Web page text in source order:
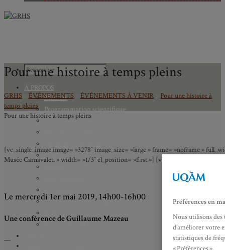
À PROPOS
Mission
Programmation scientifique
Membres réguliers
Diplômé.e.s
Bulletin trimestriel du GRHS
Pour une histoire à temps pleins
GRHS ÉVÉNEMENTS ÉVÉNEMENTS À VENIR
Pour une histoire à
temps pleins
Pour une histoire à temps pleins
[vc_single_image image= »3278″ image_size= »large » frame= »noframe »
Musée Carnavalet. » width= »1/3″ el_position= »first »] [vc_column_text
Le mercredi 1er mai 2019, 14h00-16h00
Une conférence de Guillaume Mazeau
—
Préférences en
Nous utilisons
d’améliorer votre
statistiques de